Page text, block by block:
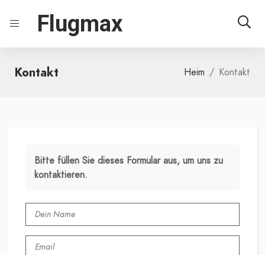
Flugmax
Kontakt Heim Kontakt
Bitte füllen Sie dieses Formular aus, um uns zu
kontaktieren.